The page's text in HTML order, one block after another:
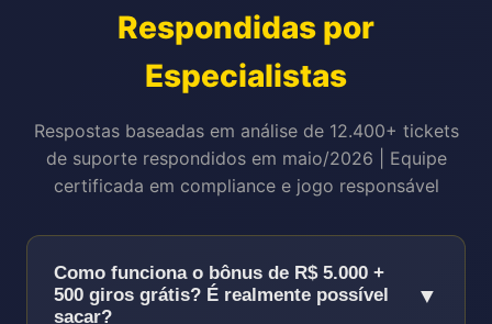
Respondidas por
Especialistas
Respostas baseadas em análise de 12.400+ tickets
de suporte respondidos em maio/2026 | Equipe
certificada em compliance e jogo responsável
Como funciona o bônus de R$ 5.000 +
500 giros grátis? É realmente possível
sacar?
▼